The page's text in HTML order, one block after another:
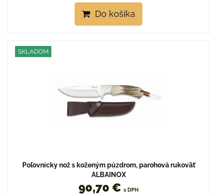
Do košíka
SKLADOM
Poľovnícky nož s koženým púzdrom, parohová rukoväť
ALBAINOX
90,70 € s DPH